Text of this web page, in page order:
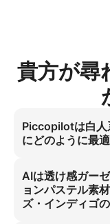
貴方が尋
Piccopilotは白人
にどのように最
様を採用しています。
感ガーゼ素材を最適化
でモデル・スタジオコ
ページでブランド信頼
AIは透け感ガー
ョンパステル素
ズ・インディゴ